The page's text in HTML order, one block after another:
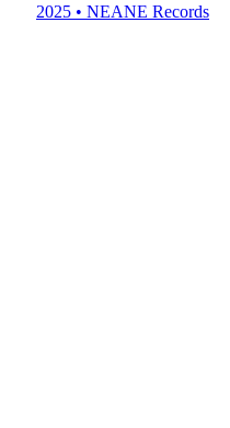
2025 • NEANE Records